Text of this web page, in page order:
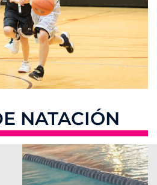
NATACIÓN